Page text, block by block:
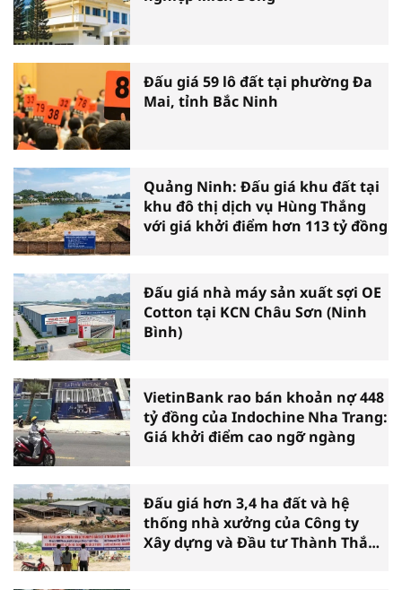
Đấu giá 59 lô đất tại phường Đa
Mai, tỉnh Bắc Ninh
Quảng Ninh: Đấu giá khu đất tại
khu đô thị dịch vụ Hùng Thắng
với giá khởi điểm hơn 113 tỷ đồng
Đấu giá nhà máy sản xuất sợi OE
Cotton tại KCN Châu Sơn (Ninh
Bình)
VietinBank rao bán khoản nợ 448
tỷ đồng của Indochine Nha Trang:
Giá khởi điểm cao ngỡ ngàng
Đấu giá hơn 3,4 ha đất và hệ
thống nhà xưởng của Công ty
Xây dựng và Đầu tư Thành Thắng